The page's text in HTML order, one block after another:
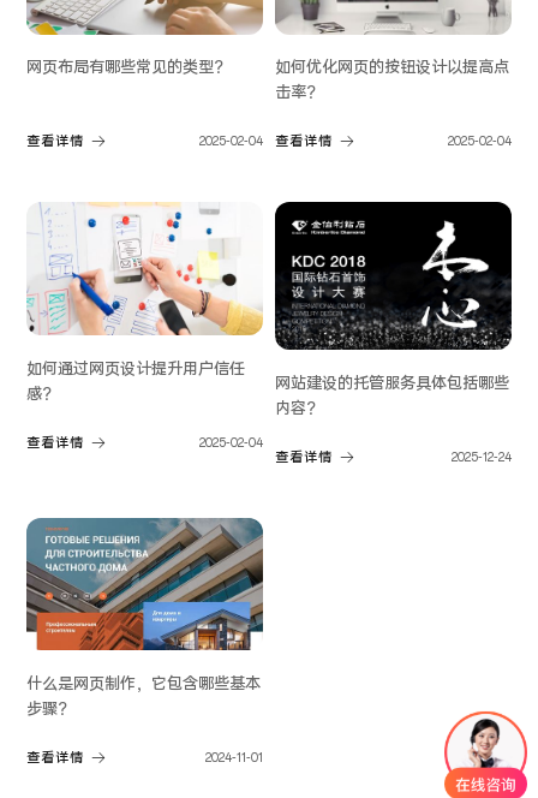
网页布局有哪些常见的类型？
查看详情 2025-02-04
如何优化网页的按钮设计以提高点
击率？
查看详情 2025-02-04
如何通过网页设计提升用户信任
感？
查看详情 2025-02-04
网站建设的托管服务具体包括哪些
内容？
查看详情 2025-12-24
什么是网页制作，它包含哪些基本
步骤？
查看详情 2024-11-01